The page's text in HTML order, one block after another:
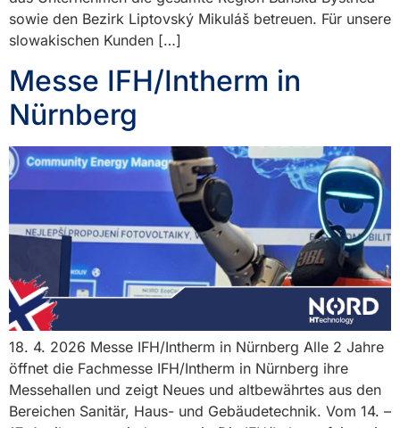
sowie den Bezirk Liptovský Mikuláš betreuen. Für unsere
slowakischen Kunden […]
Messe IFH/Intherm in
Nürnberg
18. 4. 2026 Messe IFH/Intherm in Nürnberg Alle 2 Jahre
öffnet die Fachmesse IFH/Intherm in Nürnberg ihre
Messehallen und zeigt Neues und altbewährtes aus den
Bereichen Sanitär, Haus- und Gebäudetechnik. Vom 14. –